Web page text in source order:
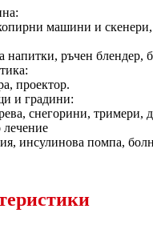
машини и
напитки, ръчен блендер,
проектор.
и градини:
снегорини, тримери,
инсулинова помпа,